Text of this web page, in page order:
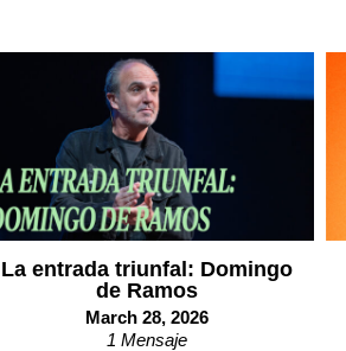
La entrada triunfal: Domingo
de Ramos
March 28, 2026
1 Mensaje